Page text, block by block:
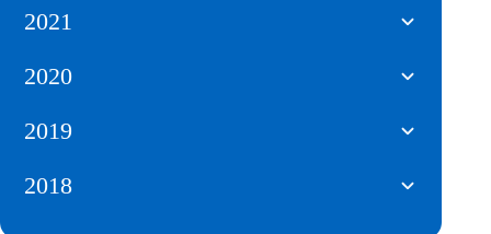
2021
2020
2019
2018